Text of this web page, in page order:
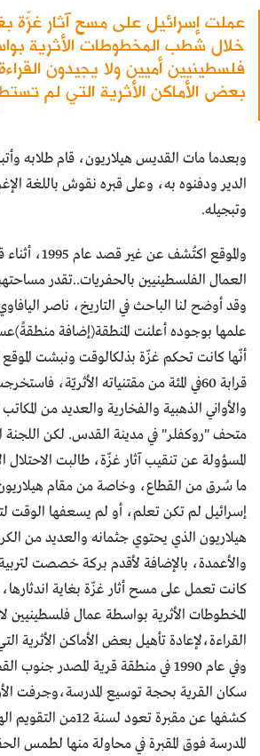
عملت إسرائيل على مسح آثار غزّة
خلال شطب المخطوطات الأثرية
فلسطينيين أميين ولا يجيدون
بعض الأماكن الأثرية التي لم
وبعدما مات القديس هيلاريون، قام طلابه
الدير ودفنوه به، وعلى قبره نقوش باللغة
وتبجيله.
والموقع اكتُشف
وقد أوضح لنا الباحث في التاريخ، ناصر
علمها بوجوده أعلنت المنطقة(إضافة
أنّها كانت تحكم غزّة بذلكالوقت ونبشت
قرابة 60في المئة من مقتنياته الأثريّة،
والأواني الذهبية والفخارية والعديد من
متحف "روكفلر" في مدينة القدس. لكن اللجنة
المسؤولة عن تنقيب آثار غزّة، طالبت الاحتلال
ما سُرق من القطاع، وخاصة من مقام
إسرائيل لم تكن تعلم، أو لم يسعفها الوقت
هيلاريون الذي يحتوي جثمانه والعديد من
والأعمدة، بالإضافة لأقدم بركة خصصت
كانت تعمل على مسح أثار غزّة بغاية
المخطوطات الأثرية بواسطة عمال فلسطينيين
القراءة،لإعادة تأهيل بعض الأماكن الأثرية
وفي عام 1990 في منطقة قرية المصدر
سكان القرية بحجة توسيع المدرسة،وجرفت
كشفها عن مقبرة تعود
المدرسة فوق المقبرة في محاولة منها لطمس